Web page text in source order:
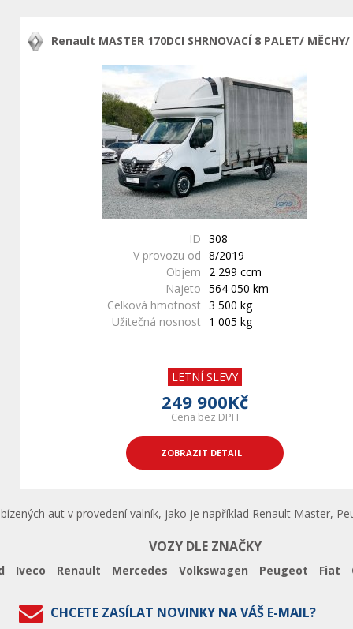
Renault MASTER 170DCI SHRNOVACÍ 8 PALET/ MĚCHY/
ID 308
V provozu od 8/2019
Objem
2 299 ccm
Najeto 564 050 km
Celková hmotnost 3 500 kg
Užitečná nosnost
1 005 kg
LETNÍ SLEVY
249 900Kč
Cena bez DPH
ZOBRAZIT DETAIL
aut v provedení valník, jako je například Renault
VOZY DLE ZNAČKY
Iveco Renault Mercedes Volkswagen Peugeot Fiat
CHCETE ZASÍLAT NOVINKY NA VÁŠ E-MAIL?